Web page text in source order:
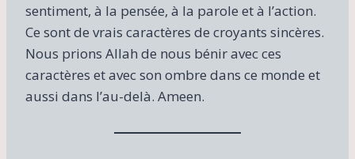
sentiment, à la pensée, à la parole et à l’action.
Ce sont de vrais caractères de croyants sincères.
Nous prions Allah de nous bénir avec ces
caractères et avec son ombre dans ce monde et
aussi dans l’au-delà. Ameen.